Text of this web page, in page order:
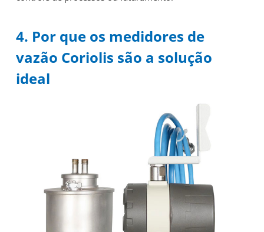
4. Por que os medidores de
vazão Coriolis são a solução
ideal